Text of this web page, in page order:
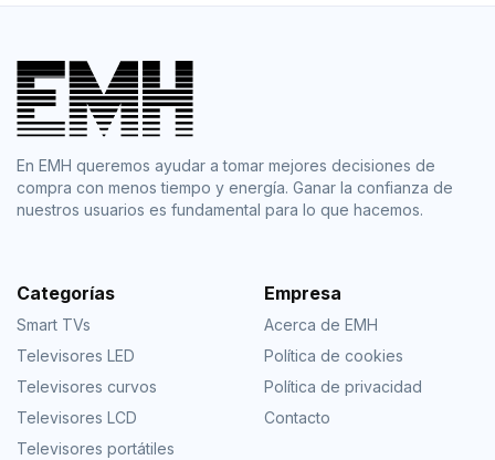
En EMH queremos ayudar a tomar mejores decisiones de
compra con menos tiempo y energía. Ganar la confianza de
nuestros usuarios es fundamental para lo que hacemos.
Categorías
Smart TVs
Televisores LED
Televisores curvos
Televisores LCD
Televisores portátiles
Empresa
Acerca de EMH
Política de cookies
Política de privacidad
Contacto